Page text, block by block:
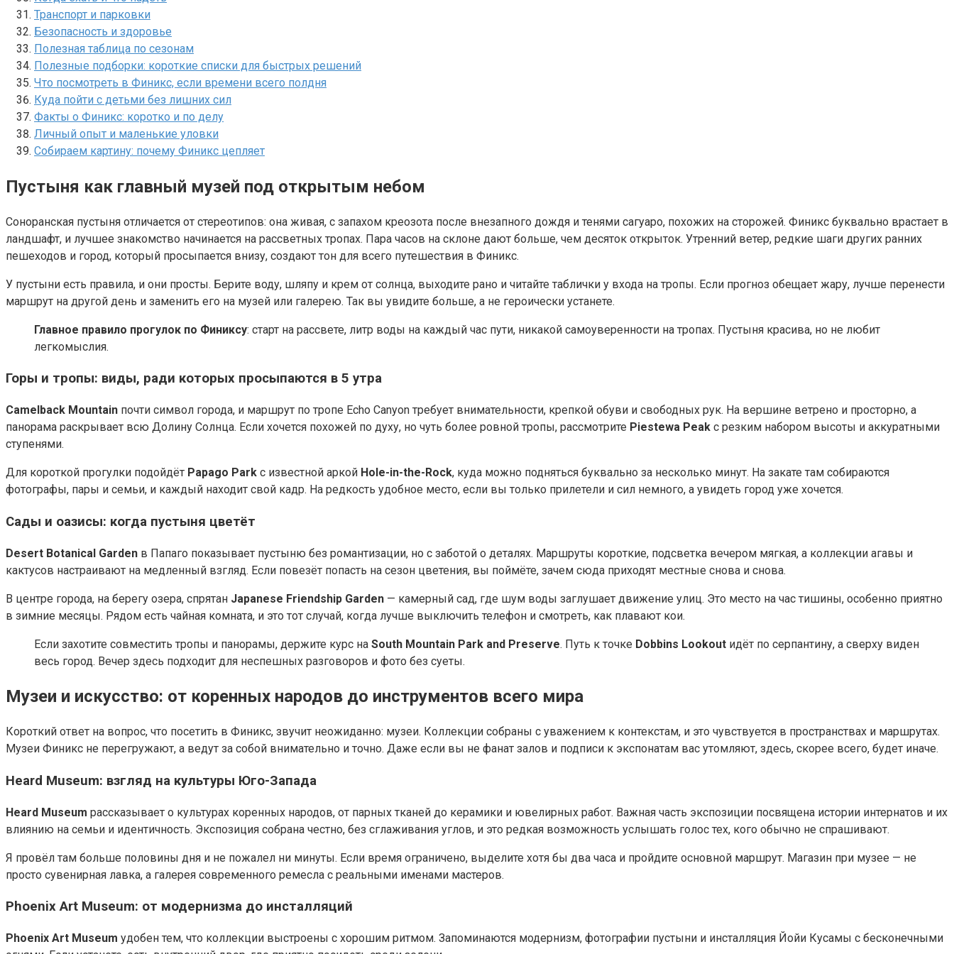
Транспорт и парковки
Безопасность и здоровье
Полезная таблица по сезонам
Полезные подборки: короткие списки для быстрых решений
Что посмотреть в Финикс, если времени всего полдня
Куда пойти с детьми без лишних сил
Факты о Финикс: коротко и по делу
Личный опыт и маленькие уловки
Собираем картину: почему Финикс цепляет
Пустыня как главный музей под открытым небом
Соноранская пустыня отличается от стереотипов: она живая, с запахом креозота после внезапного дождя и тенями сагуаро, похожих на сторожей. Финикс буквально врастает в
ландшафт, и лучшее знакомство начинается на рассветных тропах. Пара часов на склоне дают больше, чем десяток открыток. Утренний ветер, редкие шаги других ранних
пешеходов и город, который просыпается внизу, создают тон для всего путешествия в Финикс.
У пустыни есть правила, и они просты. Берите воду, шляпу и крем от солнца, выходите рано и читайте таблички у входа на тропы. Если прогноз обещает жару, лучше перенести
маршрут на другой день и заменить его на музей или галерею. Так вы увидите больше, а не героически устанете.
Главное правило прогулок по Финиксу: старт на рассвете, литр воды на каждый час пути, никакой самоуверенности на тропах. Пустыня красива, но не любит
легкомыслия.
Горы и тропы: виды, ради которых просыпаются в 5 утра
Camelback Mountain почти символ города, и маршрут по тропе Echo Canyon требует внимательности, крепкой обуви и свободных рук. На вершине ветрено и просторно, а
панорама раскрывает всю Долину Солнца. Если хочется похожей по духу, но чуть более ровной тропы, рассмотрите Piestewa Peak с резким набором высоты и аккуратными
ступенями.
Для короткой прогулки подойдёт Papago Park с известной аркой Hole-in-the-Rock, куда можно подняться буквально за несколько минут. На закате там собираются
фотографы, пары и семьи, и каждый находит свой кадр. На редкость удобное место, если вы только прилетели и сил немного, а увидеть город уже хочется.
Сады и оазисы: когда пустыня цветёт
Desert Botanical Garden в Папаго показывает пустыню без романтизации, но с заботой о деталях. Маршруты короткие, подсветка вечером мягкая, а коллекции агавы и
кактусов настраивают на медленный взгляд. Если повезёт попасть на сезон цветения, вы поймёте, зачем сюда приходят местные снова и снова.
В центре города, на берегу озера, спрятан Japanese Friendship Garden — камерный сад, где шум воды заглушает движение улиц. Это место на час тишины, особенно приятно
в зимние месяцы. Рядом есть чайная комната, и это тот случай, когда лучше выключить телефон и смотреть, как плавают кои.
Если захотите совместить тропы и панорамы, держите курс на South Mountain Park and Preserve. Путь к точке Dobbins Lookout идёт по серпантину, а сверху виден
весь город. Вечер здесь подходит для неспешных разговоров и фото без суеты.
Музеи и искусство: от коренных народов до инструментов всего мира
Короткий ответ на вопрос, что посетить в Финикс, звучит неожиданно: музеи. Коллекции собраны с уважением к контекстам, и это чувствуется в пространствах и маршрутах.
Музеи Финикс не перегружают, а ведут за собой внимательно и точно. Даже если вы не фанат залов и подписи к экспонатам вас утомляют, здесь, скорее всего, будет иначе.
Heard Museum: взгляд на культуры Юго-Запада
Heard Museum рассказывает о культурах коренных народов, от парных тканей до керамики и ювелирных работ. Важная часть экспозиции посвящена истории интернатов и их
влиянию на семьи и идентичность. Экспозиция собрана честно, без сглаживания углов, и это редкая возможность услышать голос тех, кого обычно не спрашивают.
Я провёл там больше половины дня и не пожалел ни минуты. Если время ограничено, выделите хотя бы два часа и пройдите основной маршрут. Магазин при музее — не
просто сувенирная лавка, а галерея современного ремесла с реальными именами мастеров.
Phoenix Art Museum: от модернизма до инсталляций
Phoenix Art Museum удобен тем, что коллекции выстроены с хорошим ритмом. Запоминаются модернизм, фотографии пустыни и инсталляция Йойи Кусамы с бесконечными